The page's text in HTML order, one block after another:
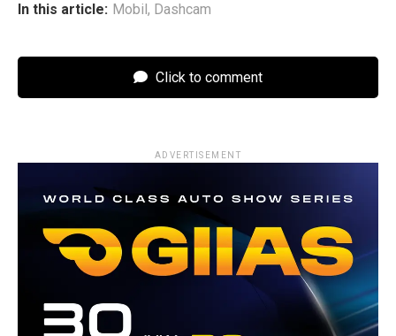
In this article: Mobil, Dashcam
Click to comment
ADVERTISEMENT